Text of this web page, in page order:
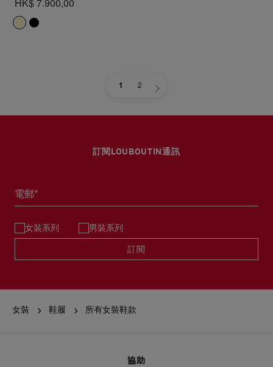
HK$ 7.900,00
1 2
訂閱LOUBOUTIN通訊
電郵*
女裝系列 男裝系列
訂閱
女裝 鞋履 所有女裝鞋款
協助